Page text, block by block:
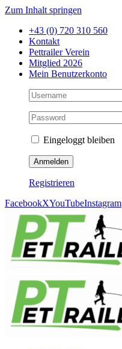
Zum Inhalt springen
+43 (0) 720 310 560
Kontakt
Pettrailer Verein
Mitglied 2026
Mein Benutzerkonto
Eingeloggt bleiben
Registrieren
FacebookXYouTubeInstagram